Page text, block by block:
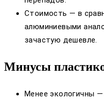
Стоимость — в
алюминиевыми
зачастую дешевле.
Минусы
Менее экологичны —